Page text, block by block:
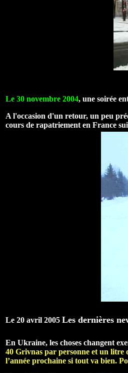
Le 30 novembre 2004, une soirée
A l'occasion d'un retour, un peu
cours de rapatriement en France
Le 20 avril 2005 Les dernières
En Ukraine, les choses changent
40 Grivnas par personne et un litre
l’année prochaine si tout va bien.